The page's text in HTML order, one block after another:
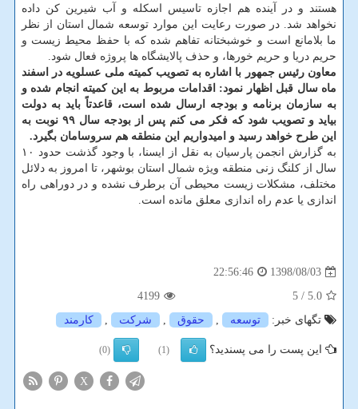
هستند و در آینده هم اجازه تاسیس اسكله و آب شیرین كن داده
نخواهد شد. در صورت رعایت این موارد توسعه شمال استان از نظر
ما بلامانع است و خوشبختانه تفاهم شده كه با حفظ محیط زیست و
حریم دریا و حریم خورها، و حذف پالایشگاه ها پروژه فعال شود.
معاون رئیس جمهور با اشاره به تصویب كمیته ملی عسلویه در اسفند
ماه سال قبل اظهار نمود: اقدامات مربوط به این كمیته انجام شده و
به سازمان برنامه و بودجه ارسال شده است، قاعدتاً باید به دولت
بیاید و تصویب شود كه فكر می كنم پس از بودجه سال ۹۹ نوبت به
این طرح خواهد رسید و امیدواریم این منطقه هم سروسامان بگیرد.
به گزارش انجمن پارسیان به نقل از ایسنا، با وجود گذشت حدود ۱۰
سال از كلنگ زنی منطقه ویژه شمال استان بوشهر، تا امروز به دلائل
مختلف، مشكلات زیست محیطی آن برطرف نشده و در دوراهی راه
اندازی یا عدم راه اندازی معلق مانده است.
1398/08/03
22:56:46
5.0
/ 5
4199
تگهای خبر:
توسعه , حقوق , شركت , كارمند
این پست را می پسندید؟ (1)
(0)
X